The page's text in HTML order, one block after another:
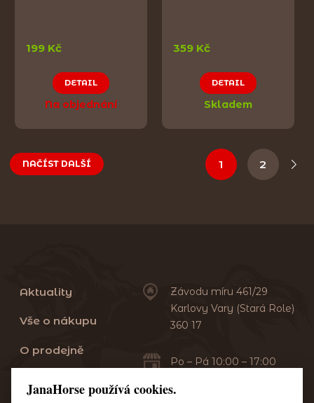
199 Kč
DETAIL
Na objednání
359 Kč
DETAIL
Skladem
NAČÍST DALŠÍ 1 2
Aktuality
Vše o nákupu
O prodejně
Závodu míru 461/29
Karlovy Vary (Stará Role)
360 17
Po – Pá 10:00 – 17:00
JanaHorse používá cookies.